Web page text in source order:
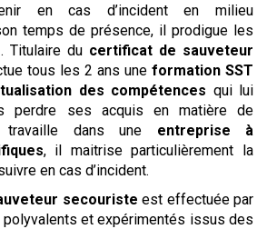
en cas d’incident en milieu
temps de présence, il prodigue les
. Titulaire du certificat de sauveteur
tous les 2 ans une formation SST
des compétences qui lui
perdre ses acquis en matière de
dans une entreprise à
, il maitrise particulièrement la
en cas d’incident.
secouriste est effectuée par
et expérimentés issus des